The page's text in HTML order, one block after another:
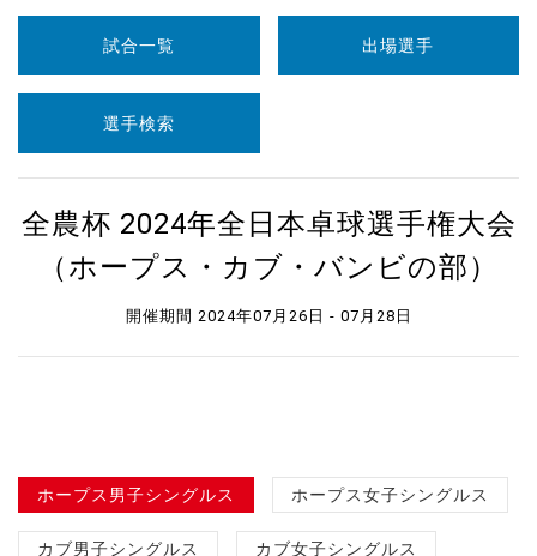
試合一覧 出場選手
選手検索
全農杯 2024年全日本卓球選手権大会
（ホープス・カブ・バンビの部）
開催期間 2024年07月26日 - 07月28日
ホープス男子シングルス ホープス女子シングルス
カブ男子シングルス カブ女子シングルス